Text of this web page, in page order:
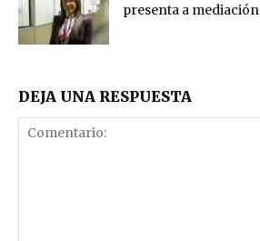
presenta a mediación
DEJA UNA RESPUESTA